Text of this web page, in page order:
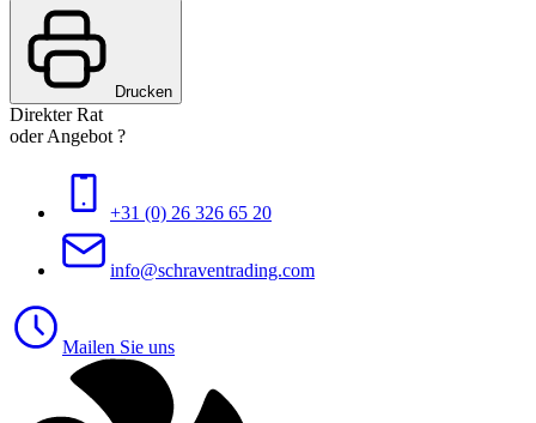
Drucken
Direkter Rat
oder Angebot ?
+31 (0) 26 326 65 20
info@schraventrading.com
Mailen Sie uns